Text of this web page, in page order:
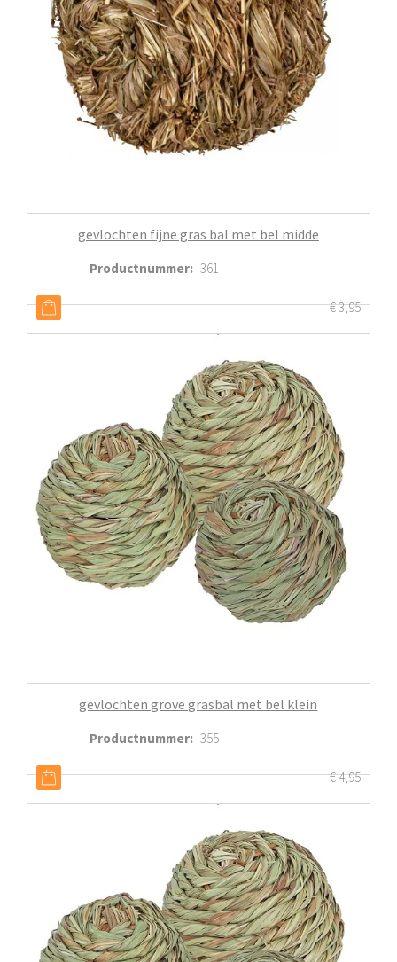
gevlochten fijne gras bal met bel midde
Productnummer: 361
€3,95
gevlochten grove grasbal met bel klein
Productnummer: 355
€4,95